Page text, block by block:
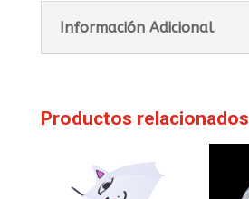
Información Adicional
Productos relacionados